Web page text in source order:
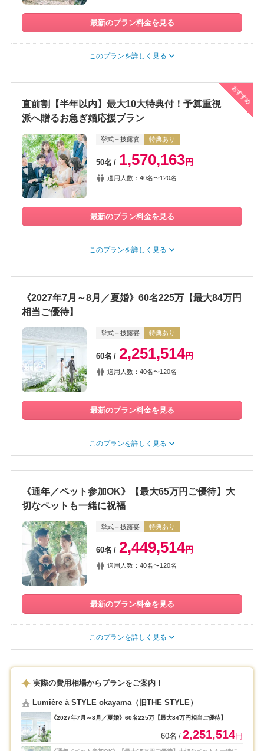
最新のプラン料金を見る
このプランを詳しく見る
おすすめ
直前割【半年以内】最大10大特典付！予算重視
派へ贈るお急ぎ婚応援プラン
挙式＋披露宴 特典あり
50名 1,570,163円
適用人数：40名〜120名
最新のプラン料金を見る
このプランを詳しく見る
《2027年7月～8月／夏婚》60名225万【最大84万円
相当ご優待】
挙式＋披露宴 特典あり
60名 2,251,514円
適用人数：40名〜120名
最新のプラン料金を見る
このプランを詳しく見る
《通年／ペット参加OK》【最大65万円ご優待】大
切なペットも一緒に祝福
挙式＋披露宴 特典あり
60名 2,449,514円
適用人数：40名〜120名
最新のプラン料金を見る
このプランを詳しく見る
実際の費用相場からプランをご案内！
Lumière à STYLE okayama（旧THE STYLE）
《2027年7月～8月／夏婚》60名225万【最大84万円相当ご優待】
60名 2,251,514円